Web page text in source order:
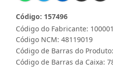
Código do Fabricante:
Código: 157496
Código NCM: 48119019
Código de Barras do
Código de Barras da Caixa: